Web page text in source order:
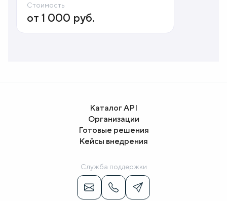
Стоимость
от 1 000 руб.
Каталог API
Организации
Готовые решения
Кейсы внедрения
Служба поддержки